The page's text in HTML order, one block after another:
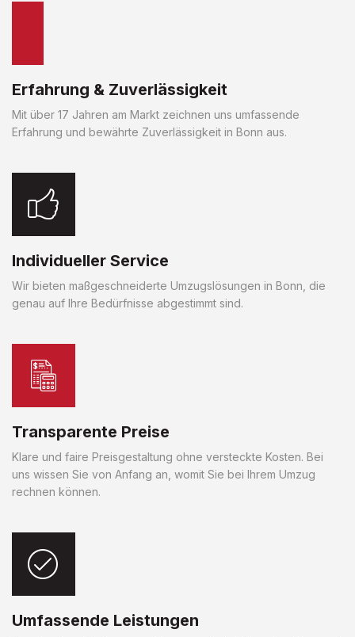
Erfahrung & Zuverlässigkeit
Mit über 17 Jahren am Markt zeichnen uns umfassende
Erfahrung und bewährte Zuverlässigkeit in Bonn aus.
Individueller Service
Wir bieten maßgeschneiderte Umzugslösungen in Bonn, die
genau auf Ihre Bedürfnisse abgestimmt sind.
Transparente Preise
Klare und faire Preisgestaltung ohne versteckte Kosten. Bei
uns wissen Sie von Anfang an, womit Sie bei Ihrem Umzug
rechnen können.
Umfassende Leistungen